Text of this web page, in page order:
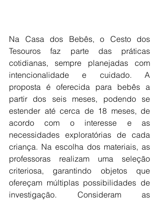
Na Casa dos Bebês, o Cesto dos
Tesouros faz parte das práticas
cotidianas, sempre planejadas com
intencionalidade e cuidado. A
proposta é oferecida para bebês a
partir dos seis meses, podendo se
estender até cerca de 18 meses, de
acordo com o interesse e as
necessidades exploratórias de cada
criança. Na escolha dos materiais, as
professoras realizam uma seleção
criteriosa, garantindo objetos que
ofereçam múltiplas possibilidades de
investigação. Consideram as